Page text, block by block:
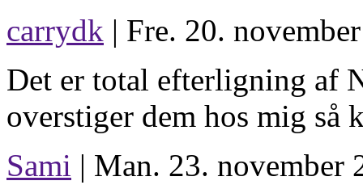
carrydk | Fre. 20.
Det er total efterligning af
overstiger dem hos mig så
Sami | Man. 23. november